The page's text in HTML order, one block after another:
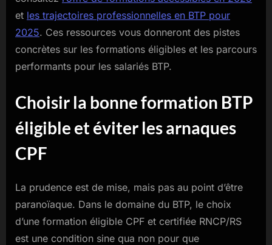
et les trajectoires professionnelles en BTP pour
2025. Ces ressources vous donneront des pistes
concrètes sur les formations éligibles et les parcours
performants pour les salariés BTP.
Choisir la bonne formation BTP
éligible et éviter les arnaques
CPF
La prudence est de mise, mais pas au point d’être
paranoïaque. Dans le domaine du BTP, le choix
d’une formation éligible CPF et certifiée RNCP/RS
est une condition sine qua non pour que